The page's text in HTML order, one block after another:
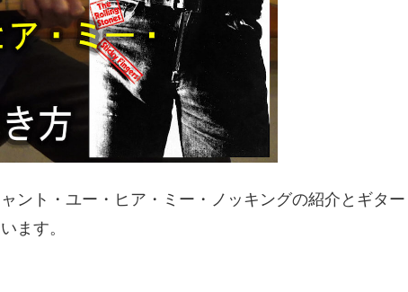
ント・ユー・ヒア・ミー・ノッキングの紹介とギター
ます。